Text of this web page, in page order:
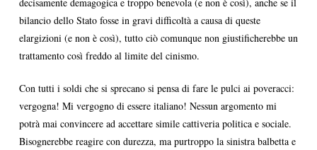
bilancio dello Stato fosse in gravi difficoltà a causa di queste
elargizioni (e non è così), tutto ciò comunque non giustificherebbe un
trattamento così freddo al limite del cinismo.
Con tutti i soldi che si sprecano si pensa di fare le pulci ai poveracci:
vergogna! Mi vergogno di essere italiano! Nessun argomento mi
potrà mai convincere ad accettare simile cattiveria politica e sociale.
Bisognerebbe reagire con durezza, ma purtroppo la sinistra balbetta e